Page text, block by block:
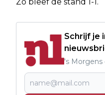
Schrijf je
's Morgens